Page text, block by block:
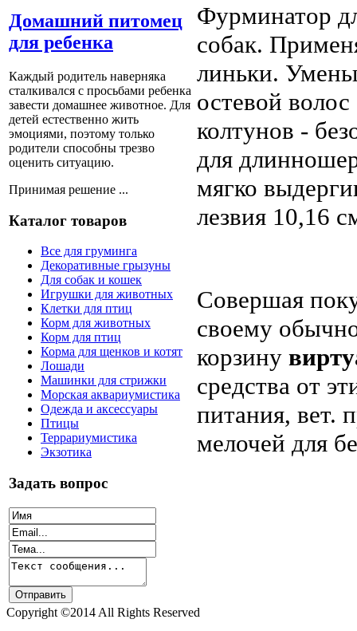
Домашний питомец
для ребенка
Каждый родитель наверняка
сталкивался с просьбами ребенка
завести домашнее животное. Для
детей естественно жить
эмоциями, поэтому только
родители способны трезво
оценить ситуацию.
Принимая решение ...
Каталог товаров
Все для груминга
Декоративные грызуны
Для собак и кошек
Игрушки для животных
Клетки для птиц
Корм для животных
Корм для птиц
Корма для щенков и котят
Лошади
Машинки для стрижки
Морская аквариумистика
Одежда и аксессуары
Птицы
Террариумистика
Экзотика
Задать вопрос
Фурминатор
собак.
линьки.
остевой
колтунов -
для
мягко
лезвия 10,16
Совершая
своему
корзину
средства от
питания, вет.
мелочей для
Copyright ©2014 All Rights Reserved